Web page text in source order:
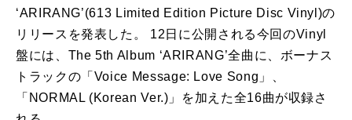
‘ARIRANG’(613 Limited Edition Picture Disc Vinyl)の
リリースを発表した。 12日に公開される今回のVinyl
盤には、The 5th Album ‘ARIRANG’全曲に、ボーナス
トラックの「Voice Message: Love Song」、
「NORMAL (Korean Ver.)」を加えた全16曲が収録さ